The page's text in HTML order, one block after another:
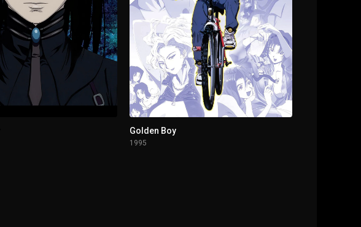
Golden Boy
1995